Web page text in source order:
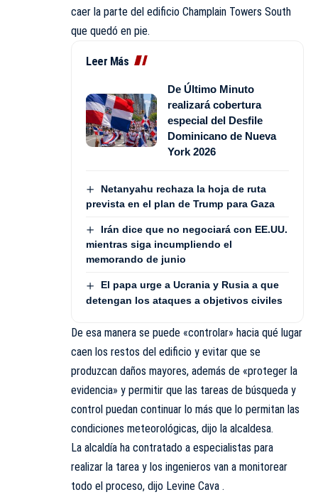
caer la parte del edificio Champlain Towers South
que quedó en pie.
Leer Más
De Último Minuto
realizará cobertura
especial del Desfile
Dominicano de Nueva
York 2026
Netanyahu rechaza la hoja de ruta
prevista en el plan de Trump para Gaza
Irán dice que no negociará con EE.UU.
mientras siga incumpliendo el
memorando de junio
El papa urge a Ucrania y Rusia a que
detengan los ataques a objetivos civiles
De esa manera se puede «controlar» hacia qué lugar
caen los restos del edificio y evitar que se
produzcan daños mayores, además de «proteger la
evidencia» y permitir que las tareas de búsqueda y
control puedan continuar lo más que lo permitan las
condiciones meteorológicas, dijo la alcaldesa.
La alcaldía ha contratado a especialistas para
realizar la tarea y los ingenieros van a monitorear
todo el proceso, dijo Levine Cava .